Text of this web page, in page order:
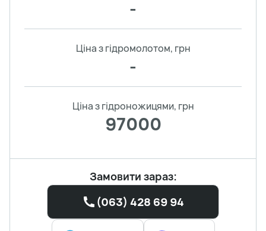
-
Ціна з гідромолотом, грн
-
Ціна з гідроножицями, грн
97000
Замовити зараз:
(063) 428 69 94